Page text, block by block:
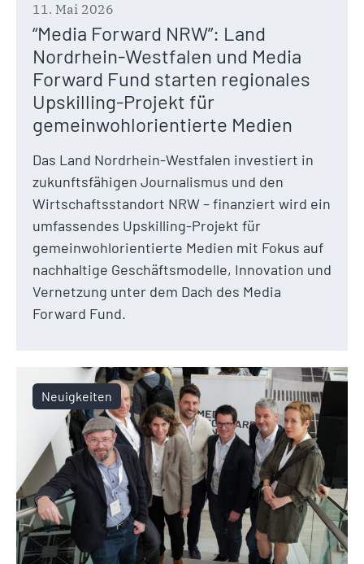
11. Mai 2026
“Media Forward NRW”: Land
Nordrhein-Westfalen und Media
Forward Fund starten regionales
Upskilling-Projekt für
gemeinwohlorientierte Medien
Das Land Nordrhein-Westfalen investiert in
zukunftsfähigen Journalismus und den
Wirtschaftsstandort NRW – finanziert wird ein
umfassendes Upskilling-Projekt für
gemeinwohlorientierte Medien mit Fokus auf
nachhaltige Geschäftsmodelle, Innovation und
Vernetzung unter dem Dach des Media
Forward Fund.
Neuigkeiten